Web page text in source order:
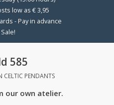
low as € 3,95
- Pay in advance
Sale!
585
CELTIC PENDANTS
our own atelier.